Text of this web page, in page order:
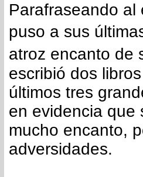
Parafraseando al
puso a sus
atroz encanto de
escribió dos
últimos tres
en evidencia que
mucho encanto,
adversidades.